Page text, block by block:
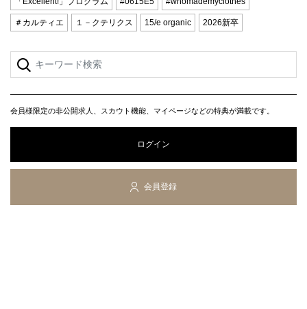
＃カルティエ １－クテリクス 15/e organic 2026新卒
会員様限定の非公開求人、スカウト機能、マイページなどの特典が満載です。
ログイン
会員登録